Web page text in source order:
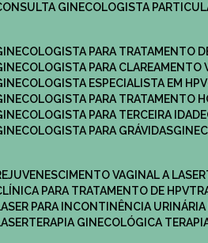
CONSULTA GINECOLOGISTA
GINECOLOGISTA PARA TRATAMENTO
GINECOLOGISTA PARA
GINECOLOGISTA ESPECIALISTA EM HPV
GINECOLOGISTA PARA TRATAMENTO
GINECOLOGISTA PARA TERCEIRA IDADE
GINECOLOGISTA PARA GRÁVIDAS
REJUVENESCIMENTO VAGINAL A LASER
CLÍNICA PARA TRATAMENTO DE HPV
LASER PARA INCONTINÊNCIA
LASERTERAPIA GINECOLÓGICA